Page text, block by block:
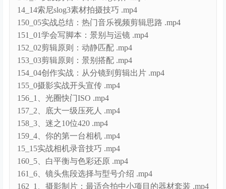
150_05实战总结：热门音乐视频剪辑思路 .mp4
151_01学会写脚本：景别与运镜 .mp4
152_02剪辑原则：动静匹配 .mp4
153_03剪辑原则：景别搭配 .mp4
154_04创作实战：从分镜到剪辑出片 .mp4
155_0摄影实战开头宣传 .mp4
156_1、光圈快门ISO .mp4
157_2、底大一级压死人 .mp4
158_3、迷之10位420 .mp4
159_4、你的第一台相机 .mp4
15_15实战相机录音技巧 .mp4
160_5、白平衡与色彩还原 .mp4
161_6、镜头焦段选择与型号介绍 .mp4
162_1、摄影制片：最适合拍中小项目的器材套装 .mp4
163_2、影视灯具现场讲解 .mp4